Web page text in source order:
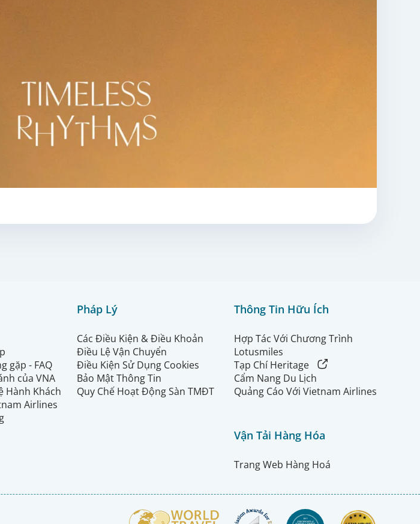
gặp - FAQ
của VNA
Hành Khách
Airlines
Pháp Lý
Các Điều Kiện & Điều Khoản
Điều Lệ Vận Chuyển
Điều Kiện Sử Dụng Cookies
Bảo Mật Thông Tin
Quy Chế Hoạt Động Sàn TMĐT
Thông Tin Hữu Ích
Hợp Tác Với Chương Trình
Lotusmiles
Tạp Chí Heritage
Cẩm Nang Du Lịch
Quảng Cáo Với Vietnam Airlines
Vận Tải Hàng Hóa
Trang Web Hàng Hoá